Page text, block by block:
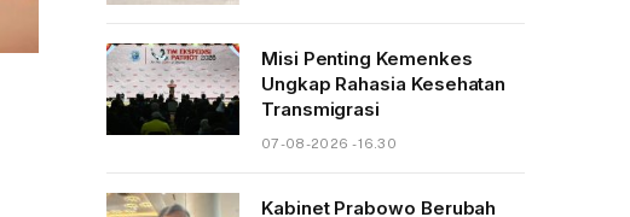
Misi Penting Kemenkes
Ungkap Rahasia Kesehatan
Transmigrasi
07-08-2026 - 16.30
Kabinet Prabowo Berubah